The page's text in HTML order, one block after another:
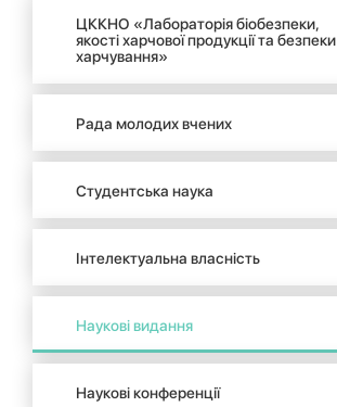
ЦККНО «Лабораторія біобезпеки,
якості харчової продукції та безпеки
харчування»
Рада молодих вчених
Студентська наука
Інтелектуальна власність
Наукові видання
Наукові конференції